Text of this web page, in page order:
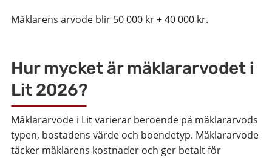
Mäklarens arvode blir 50 000 kr + 40 000 kr.
Hur mycket är mäklararvodet i
Lit 2026?
Mäklararvode i Litvarierar beroende på mäklararvods
typen, bostadens värde och boendetyp. Mäklararvode
täcker mäklarens kostnader och ger betalt för